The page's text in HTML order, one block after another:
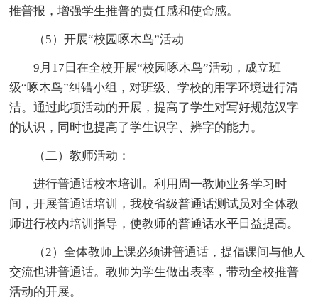
推普报，增强学生推普的责任感和使命感。
（5）开展“校园啄木鸟”活动
9月17日在全校开展“校园啄木鸟”活动，成立班
级“啄木鸟”纠错小组，对班级、学校的用字环境进行清
洁。通过此项活动的开展，提高了学生对写好规范汉字
的认识，同时也提高了学生识字、辨字的能力。
（二）教师活动：
进行普通话校本培训。利用周一教师业务学习时
间，开展普通话培训，我校省级普通话测试员对全体教
师进行校内培训指导，使教师的普通话水平日益提高。
（2）全体教师上课必须讲普通话，提倡课间与他人
交流也讲普通话。教师为学生做出表率，带动全校推普
活动的开展。